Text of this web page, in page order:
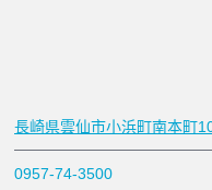
長崎県雲仙市小浜町南本町
0957-74-3500